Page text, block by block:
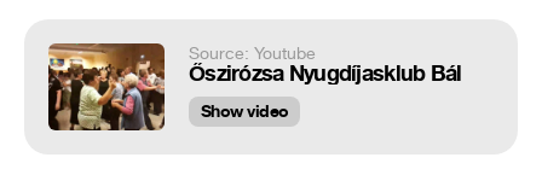
Source: Youtube
Őszirózsa Nyugdíjasklub Bál
Show video